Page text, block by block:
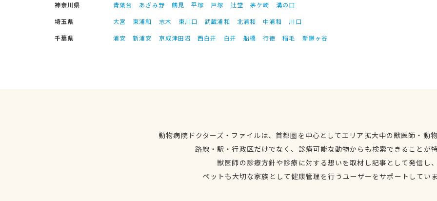
神奈川県
青葉台 あざみ野 鶴見 平塚 戸塚 辻堂 茅ケ崎
溝の口
埼玉県
大宮 東浦和 志木 東川口 武蔵浦和 北浦和 中浦和
川口
千葉県
浦安 新浦安 京成津田沼 西白井 白井 船橋 行徳 稲毛 新鎌ヶ谷
動物病院ドクターズ・ファイルは、首都圏を中心としてエリア拡大中の獣医師・動
路線・駅・行政区だけでなく、診療可能な動物からも検索できることが
獣医師の診療方針や診療に対する想いを取材し記事として発信し
ペットも大切な家族として健康管理を行うユーザーをサポートしてい